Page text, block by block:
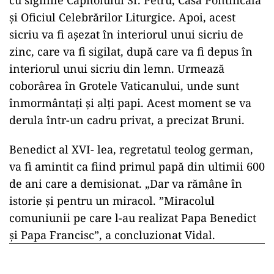
și Oficiul Celebrărilor Liturgice. Apoi, acest
sicriu va fi așezat în interiorul unui sicriu de
zinc, care va fi sigilat, după care va fi depus în
interiorul unui sicriu din lemn. Urmează
coborârea în Grotele Vaticanului, unde sunt
înmormântați și alți papi. Acest moment se va
derula într-un cadru privat, a precizat Bruni.
Benedict al XVI- lea, regretatul teolog german,
va fi amintit ca fiind primul papă din ultimii 600
de ani care a demisionat. „Dar va rămâne în
istorie și pentru un miracol. ”Miracolul
comuniunii pe care l-au realizat Papa Benedict
și Papa Francisc”, a concluzionat Vidal.